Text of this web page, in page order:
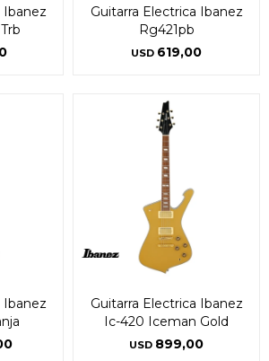
Ibanez
Guitarra Electrica Ibanez
Rg421pb
USD 619,00
Ibanez
Guitarra Electrica Ibanez
Ic-420 Iceman Gold
USD 899,00